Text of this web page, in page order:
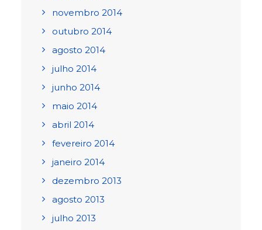
novembro 2014
outubro 2014
agosto 2014
julho 2014
junho 2014
maio 2014
abril 2014
fevereiro 2014
janeiro 2014
dezembro 2013
agosto 2013
julho 2013